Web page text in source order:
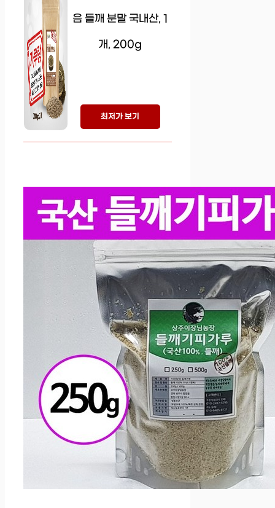
음 들깨 분말 국내산, 1
개, 200g
최저가 보기